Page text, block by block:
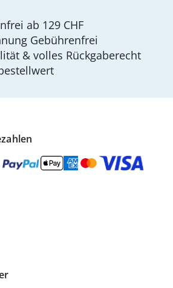
ab 129 CHF
Gebührenfrei
& volles Rückgaberecht